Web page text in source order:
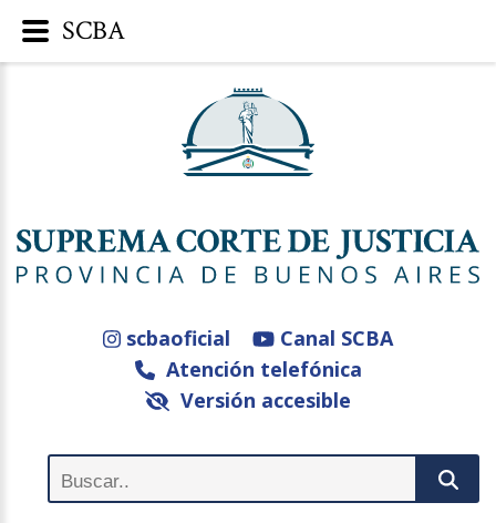
scbaoficial
Canal SCBA
Atención telefónica
Versión accesible
SCBA